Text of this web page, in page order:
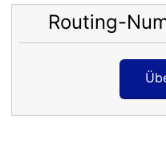
Routing-